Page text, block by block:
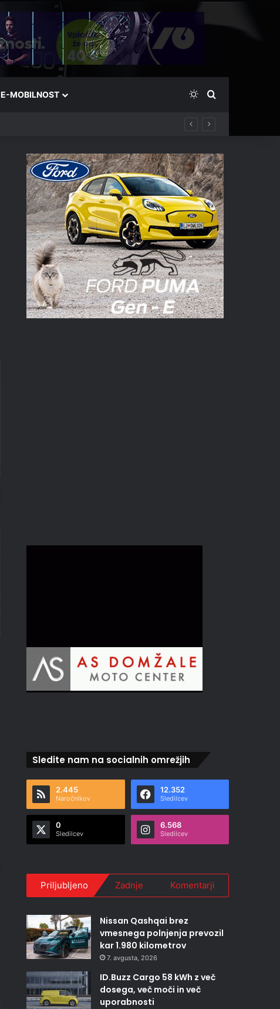
E-MOBILNOST Switch skin
Išči
Sledite nam na socialnih omrežjih
2.445
Naročnikov
12.352
Sledilcev
0
Sledilcev
6.568
Sledilcev
Priljubljeno Zadnje Komentarji
Nissan Qashqai brez
vmesnega polnjenja prevozil
kar 1.980 kilometrov
7. avgusta, 2026
ID.Buzz Cargo 58 kWh z več
dosega, več moči in več
uporabnosti